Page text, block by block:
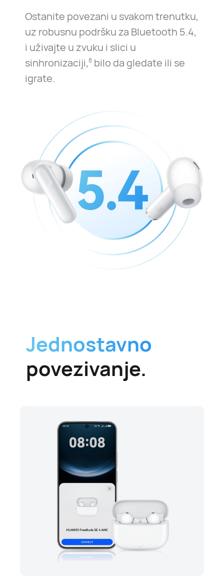
Ostanite povezani u svakom trenutku,
uz robusnu podršku za Bluetooth 5.4,
i uživajte u zvuku i slici u
sinhronizaciji,8 bilo da gledate ili se
igrate.
Jednostavno
povezivanje.